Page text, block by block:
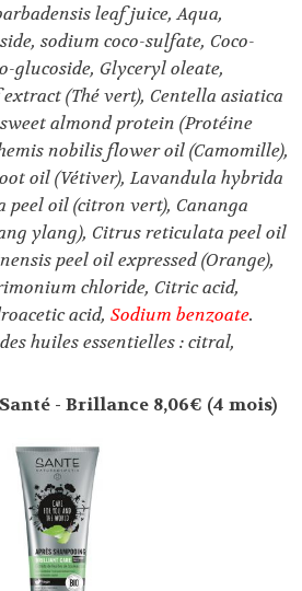
leaf juice, Aqua,
sodium coco-sulfate, Coco-
glucoside, Glyceryl oleate,
(Thé vert), Centella asiatica
almond protein (Protéine
nobilis flower oil (Camomille),
oil (Vétiver), Lavandula hybrida
oil (citron vert), Cananga
ylang), Citrus reticulata peel oil
peel oil expressed (Orange),
chloride, Citric acid,
acid, Sodium benzoate.
huiles essentielles : citral,
- Brillance 8,06€ (4 mois)